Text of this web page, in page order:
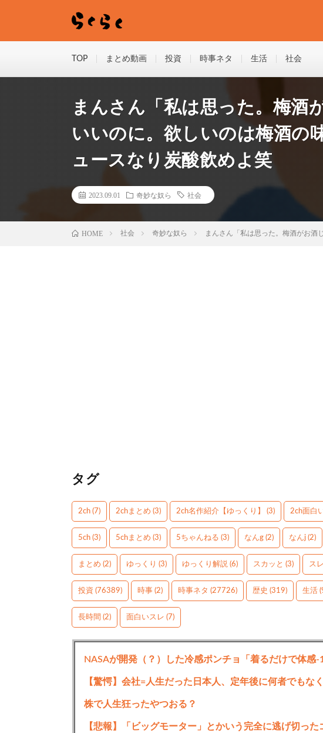
TOP まとめ動画 投資 時事ネタ 生活 社会
まんさん「私は思った。梅酒
いいのに。欲しいのは梅酒の
ュースなり炭酸飲めよ笑
2023.09.01 奇妙な奴ら 社会
HOME 社会 奇妙な奴ら まんさん「私は思った。梅酒がお
タグ
2ch (7) 2chまとめ (3) 2ch名作紹介【ゆっくり】 (3) 2ch面白
5ch (3) 5chまとめ (3) 5ちゃんねる (3) なんg (2) なんj (2)
まとめ (2) ゆっくり (3) ゆっくり解説 (6) スカッと (3) スレ
投資 (76389) 時事 (2) 時事ネタ (27726) 歴史 (319) 生活
長時間 (2) 面白いスレ (7)
NASAが開発（？）した冷感ポンチョ「着るだけで体
【驚愕】会社=人生だった日本人、定年後に何者でもな
株で人生狂ったやつおる？
【悲報】「ビッグモーター」とかいう完全に逃げ切った